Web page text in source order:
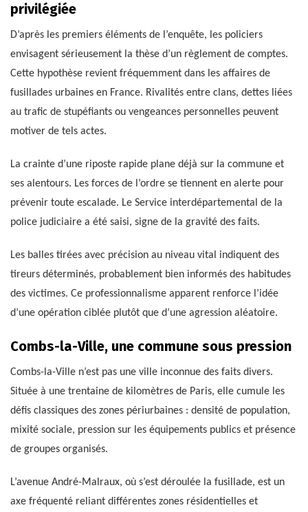
privilégiée
D’après les premiers éléments de l’enquête, les policiers
envisagent sérieusement la thèse d’un règlement de comptes.
Cette hypothèse revient fréquemment dans les affaires de
fusillades urbaines en France. Rivalités entre clans, dettes liées
au trafic de stupéfiants ou vengeances personnelles peuvent
motiver de tels actes.
La crainte d’une riposte rapide plane déjà sur la commune et
ses alentours. Les forces de l’ordre se tiennent en alerte pour
prévenir toute escalade. Le Service interdépartemental de la
police judiciaire a été saisi, signe de la gravité des faits.
Les balles tirées avec précision au niveau vital indiquent des
tireurs déterminés, probablement bien informés des habitudes
des victimes. Ce professionnalisme apparent renforce l’idée
d’une opération ciblée plutôt que d’une agression aléatoire.
Combs-la-Ville, une commune sous pression
Combs-la-Ville n’est pas une ville inconnue des faits divers.
Située à une trentaine de kilomètres de Paris, elle cumule les
défis classiques des zones périurbaines : densité de population,
mixité sociale, pression sur les équipements publics et présence
de groupes organisés.
L’avenue André-Malraux, où s’est déroulée la fusillade, est un
axe fréquenté reliant différentes zones résidentielles et